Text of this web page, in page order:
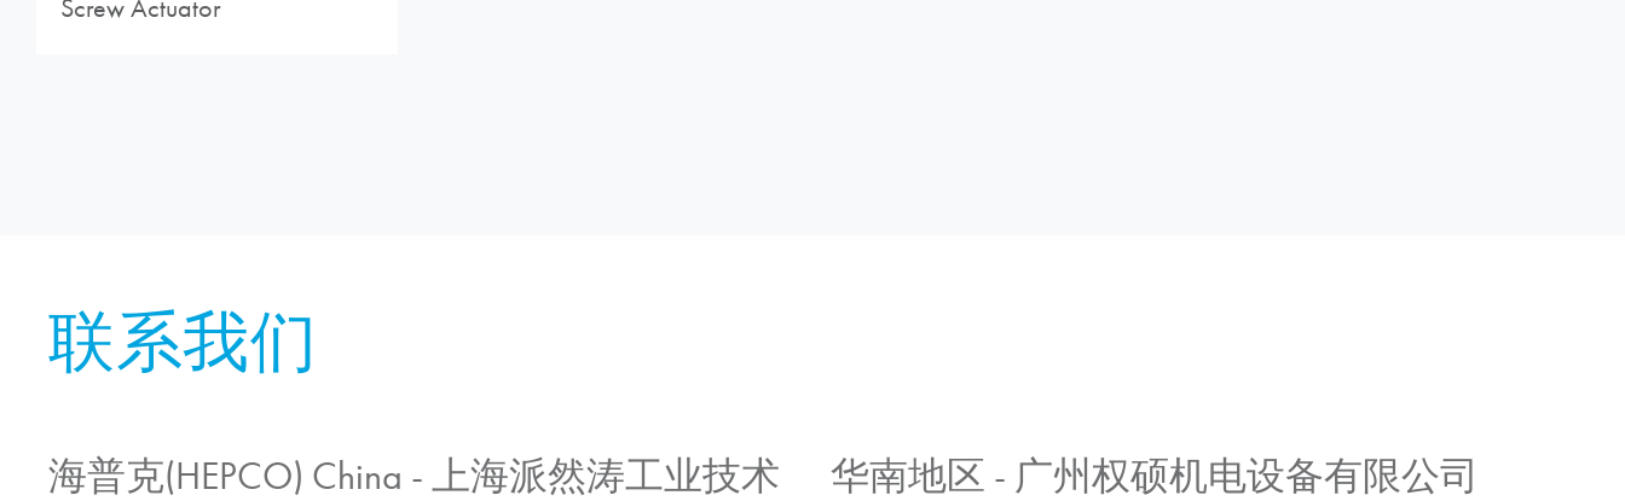
Screw Actuator
联系我们
海普克(HEPCO) China - 上海派然涛工业技术
华南地区 - 广州权硕机电设备有限公司